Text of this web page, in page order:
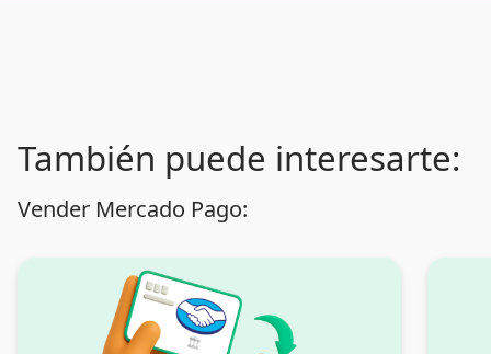
También puede interesarte:
Vender Mercado Pago: